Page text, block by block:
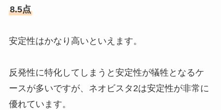
8.5点
安定性はかなり高いといえます。
反発性に特化してしまうと安定性が犠牲となるケ
ースが多いですが、ネオビスタ2は安定性が非常に
優れています。